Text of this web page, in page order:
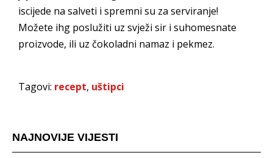
iscijede na salveti i spremni su za serviranje!
Možete ihg poslužiti uz svježi sir i suhomesnate
proizvode, ili uz čokoladni namaz i pekmez.
Tagovi: recept, uštipci
NAJNOVIJE VIJESTI